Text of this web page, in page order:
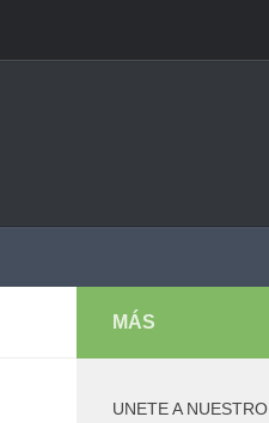
MÁS
UNETE A NUESTRO